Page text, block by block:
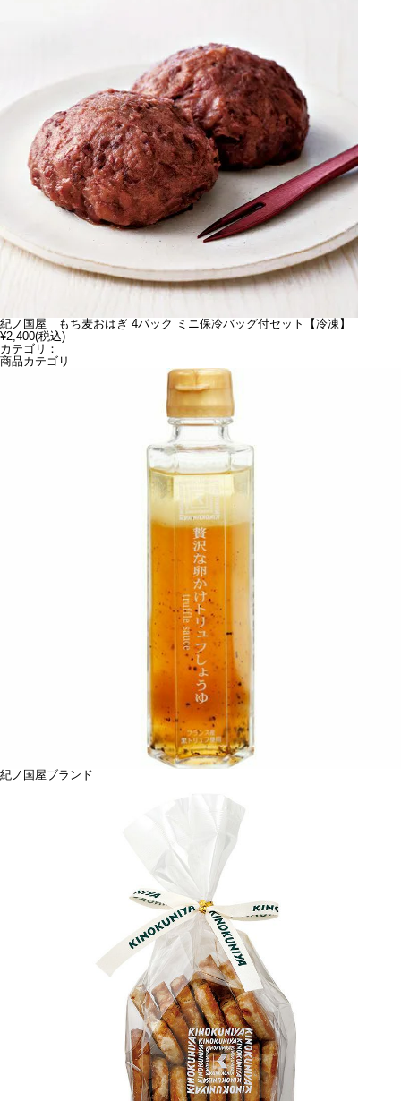
紀ノ国屋 もち麦おはぎ 4パック ミニ保冷バッグ付セット【冷凍】
¥2,400(税込)
カテゴリ：
商品カテゴリ
紀ノ国屋ブランド